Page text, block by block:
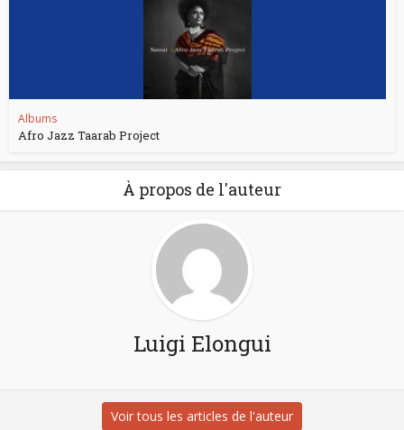
Albums
Afro Jazz Taarab Project
À propos de l'auteur
Luigi Elongui
Voir tous les articles de l'auteur